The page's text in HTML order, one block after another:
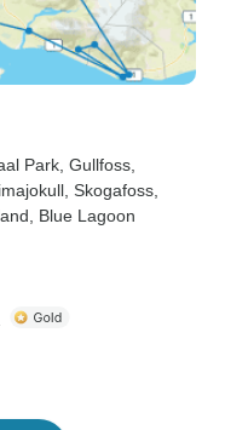
Park , Gullfoss
, Skogafoss
, Blue Lagoon